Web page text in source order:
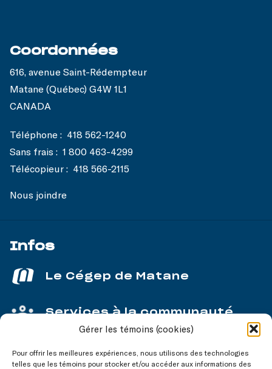
Gérer les témoins (cookies)
Pour offrir les meilleures expériences, nous utilisons des technologies
telles que les témoins pour stocker et/ou accéder aux informations des
Coordonnées
616, avenue Saint-Rédempteur
Matane (Québec) G4W 1L1
CANADA
Téléphone : 418 562-1240
Sans frais : 1 800 463-4299
Télécopieur : 418 566-2115
Nous joindre
Infos
Le Cégep de Matane
Services à la communauté
Service aux entreprises